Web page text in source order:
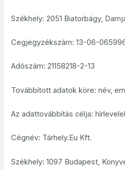
Székhely: 2051 Biatorbágy,
Cegjegyzékszám: 13-06-
Adószám: 21158218-2-13
Továbbított adatok köre: név,
Az adattovábbítás célja:
Cégnév: Tárhely.Eu Kft.
Székhely: 1097 Budapest,